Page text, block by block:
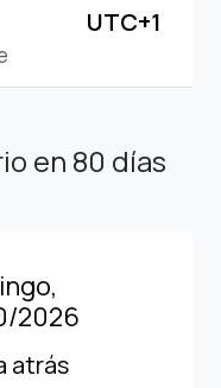
UTC+1
en 80 días
2026
atrás